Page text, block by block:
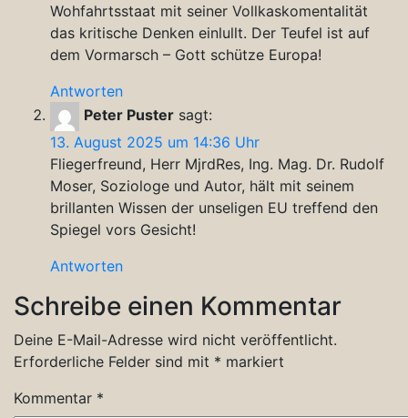
Wohfahrtsstaat mit seiner Vollkaskomentalität
das kritische Denken einlullt. Der Teufel ist auf
dem Vormarsch – Gott schütze Europa!
Antworten
Peter Puster sagt:
13. August 2025 um 14:36 Uhr
Fliegerfreund, Herr MjrdRes, Ing. Mag. Dr. Rudolf
Moser, Soziologe und Autor, hält mit seinem
brillanten Wissen der unseligen EU treffend den
Spiegel vors Gesicht!
Antworten
Schreibe einen Kommentar
Deine E-Mail-Adresse wird nicht veröffentlicht.
Erforderliche Felder sind mit * markiert
Kommentar *